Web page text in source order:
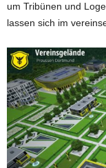
um Tribünen und
lassen sich im